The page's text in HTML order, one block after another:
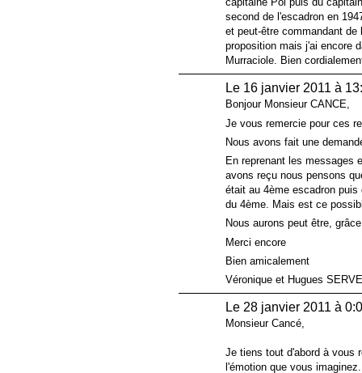
second de l'escadron en
et peut-être commandant
proposition mais j'ai encore
Murraciole. Bien
Le 16 janvier 2011 à
Bonjour Monsieur CANCE,
Je vous remercie pour ces
Nous avons fait une
En reprenant les messages
avons reçu nous pensons
était au 4ème escadron
du 4ème. Mais est ce
Nous aurons peut être,
Merci encore
Bien amicalement
Véronique et Hugues
Le 28 janvier 2011 à
Monsieur Cancé,
Je tiens tout d'abord à vous
l'émotion que vous